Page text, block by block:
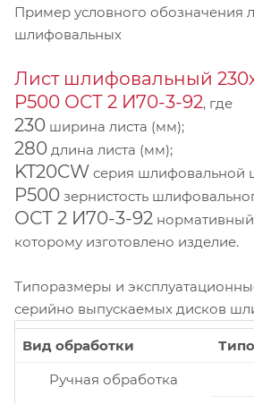
Пример условного обозначения
шлифовальных
Лист шлифовальный
P500 ОСТ 2 И70-3-92, где
230 ширина листа (мм);
280 длина листа (мм);
KT20CW серия шлифовальной
P500 зернистость
ОСТ 2 И70-3-92
которому изготовлено изделие.
Типоразмеры и
серийно выпускаемых дисков
Вид обработки
Ручная обработка